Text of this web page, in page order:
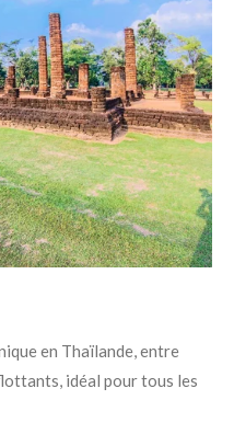
en Thaïlande, entre
idéal pour tous les